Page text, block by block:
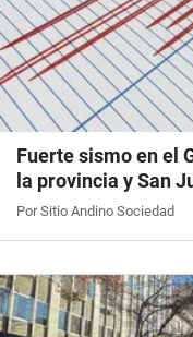
Fuerte sismo en el
la provincia y San
Por Sitio Andino Sociedad